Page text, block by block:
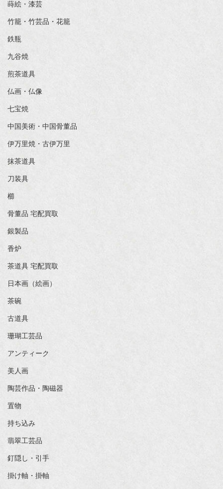
蒔絵・漆芸
竹籠・竹芸品・花籠
鉄瓶
九谷焼
煎茶道具
仏画・仏像
七宝焼
中国美術・中国骨董品
伊万里焼・古伊万里
抹茶道具
刀装具
櫛
骨董品 宅配買取
銀製品
香炉
茶道具 宅配買取
日本画（絵画）
茶碗
古道具
珊瑚工芸品
アンティーク
美人画
陶芸作品・陶磁器
置物
持ち込み
翡翠工芸品
釘隠し・引手
掛け軸・掛軸